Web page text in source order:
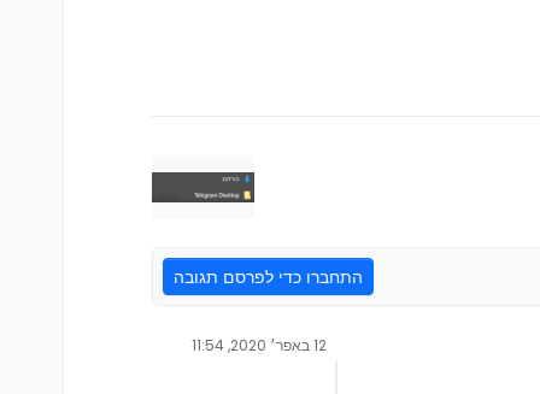
התחברו כדי לפרסם תגובה
12 באפר׳ 2020, 11:54